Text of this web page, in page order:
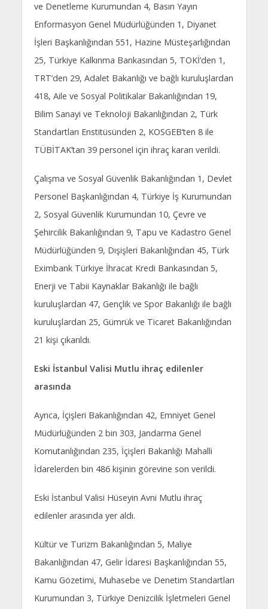
ve Denetleme Kurumundan 4, Basın Yayın
Enformasyon Genel Müdürlüğünden 1, Diyanet
İşleri Başkanlığından 551, Hazine Müsteşarlığından
25, Türkiye Kalkınma Bankasından 5, TOKİ’den 1,
TRT’den 29, Adalet Bakanlığı ve bağlı kuruluşlardan
418, Aile ve Sosyal Politikalar Bakanlığından 19,
Bilim Sanayi ve Teknoloji Bakanlığından 2, Türk
Standartları Enstitüsünden 2, KOSGEB’ten 8 ile
TÜBİTAK’tan 39 personel için ihraç kararı verildi.
Çalışma ve Sosyal Güvenlik Bakanlığından 1, Devlet
Personel Başkanlığından 4, Türkiye İş Kurumundan
2, Sosyal Güvenlik Kurumundan 10, Çevre ve
Şehircilik Bakanlığından 9, Tapu ve Kadastro Genel
Müdürlüğünden 9, Dışişleri Bakanlığından 45, Türk
Eximbank Türkiye İhracat Kredi Bankasından 5,
Enerji ve Tabii Kaynaklar Bakanlığı ile bağlı
kuruluşlardan 47, Gençlik ve Spor Bakanlığı ile bağlı
kuruluşlardan 25, Gümrük ve Ticaret Bakanlığından
21 kişi çıkarıldı.
Eski İstanbul Valisi Mutlu ihraç edilenler
arasında
Ayrıca, İçişleri Bakanlığından 42, Emniyet Genel
Müdürlüğünden 2 bin 303, Jandarma Genel
Komutanlığından 235, İçişleri Bakanlığı Mahalli
İdarelerden bin 486 kişinin görevine son verildi.
Eski İstanbul Valisi Hüseyin Avni Mutlu ihraç
edilenler arasında yer aldı.
Kültür ve Turizm Bakanlığından 5, Maliye
Bakanlığından 47, Gelir İdaresi Başkanlığından 55,
Kamu Gözetimi, Muhasebe ve Denetim Standartları
Kurumundan 3, Türkiye Denizcilik İşletmeleri Genel